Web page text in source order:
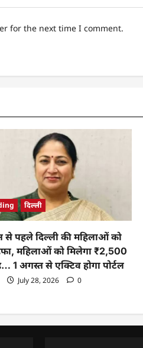
for the next time I comment.
दिल्ली
से पहले दिल्ली की महिलाओं को
महिलाओं को मिलेगा ₹2,500
1 अगस्त से एक्टिव होगा पोर्टल
July 28, 2026 0